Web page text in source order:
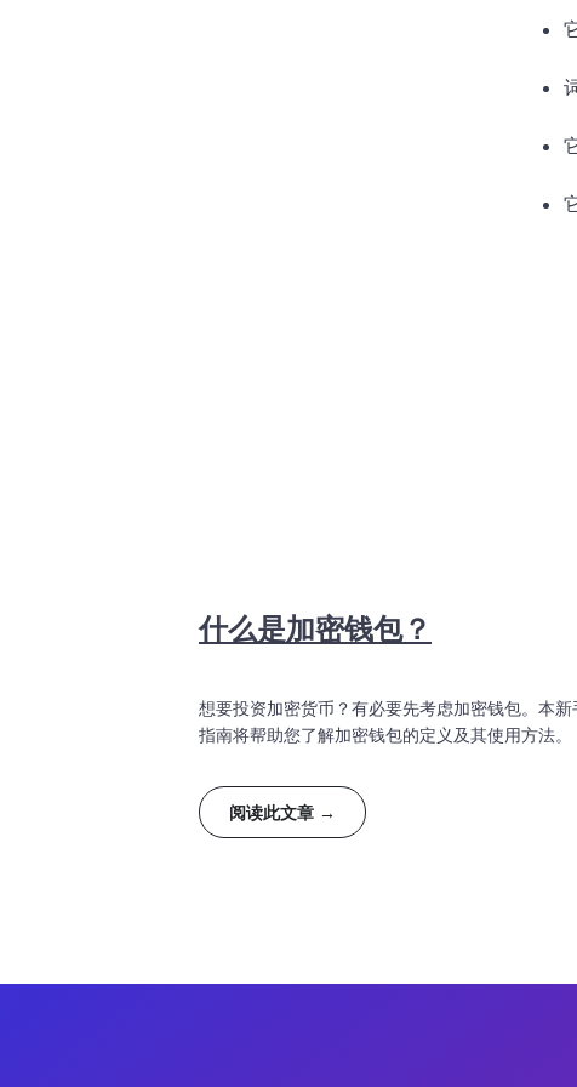
什么是加密钱包？
想要投资加密货币？有必要先考虑加密钱包。本新
指南将帮助您了解加密钱包的定义及其使用方法。
阅读此文章 →